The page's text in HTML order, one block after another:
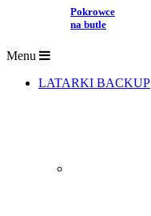
Pokrowce
na butle
Menu
LATARKI BACKUP